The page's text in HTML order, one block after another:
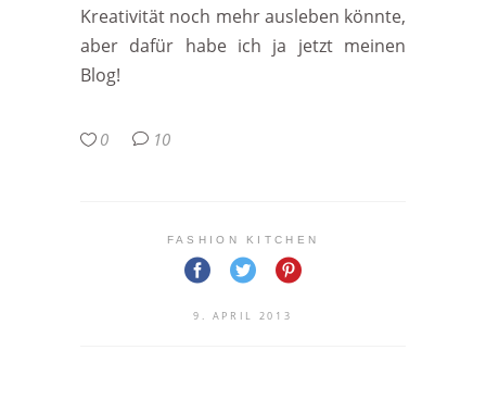
Kreativität noch mehr ausleben könnte,
aber dafür habe ich ja jetzt meinen
Blog!
0 10
FASHION KITCHEN
9. APRIL 2013